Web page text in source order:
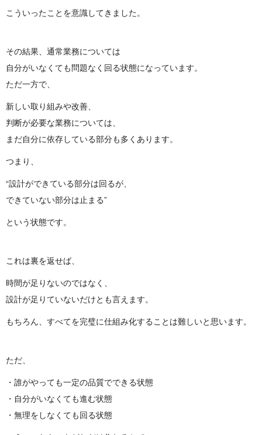
こういったことを意識してきました。
その結果、通常業務については
自分がいなくても問題なく回る状態になっています。
ただ一方で、
新しい取り組みや改善、
判断が必要な業務については、
まだ自分に依存している部分も多くあります。
つまり、
“設計ができている部分は回るが、
できていない部分は止まる”
という状態です。
これは裏を返せば、
時間が足りないのではなく、
設計が足りていないだけとも言えます。
もちろん、すべてを完璧に仕組み化することは難しいと思います。
ただ、
・誰がやっても一定の品質でできる状態
・自分がいなくても進む状態
・無理をしなくても回る状態